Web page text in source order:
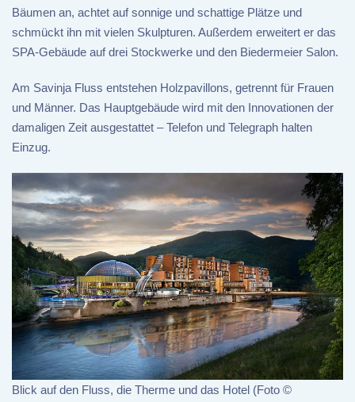
Bäumen an, achtet auf sonnige und schattige Plätze und
schmückt ihn mit vielen Skulpturen. Außerdem erweitert er das
SPA-Gebäude auf drei Stockwerke und den Biedermeier Salon.
Am Savinja Fluss entstehen Holzpavillons, getrennt für Frauen
und Männer. Das Hauptgebäude wird mit den Innovationen der
damaligen Zeit ausgestattet – Telefon und Telegraph halten
Einzug.
Blick auf den Fluss, die Therme und das Hotel (Foto ©